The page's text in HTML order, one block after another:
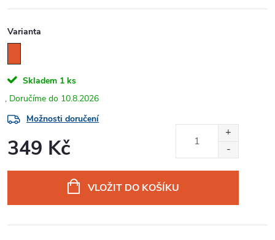
Varianta
Skladem 1 ks
10.8.2026
Možnosti doručení
349 Kč
VLOŽIT DO KOŠÍKU